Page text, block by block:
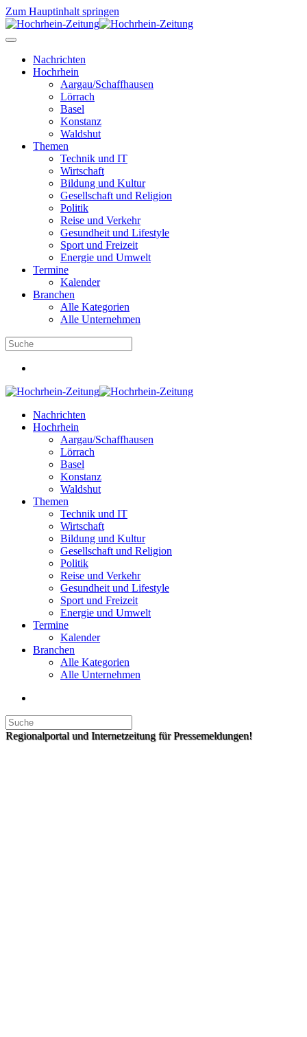
Zum Hauptinhalt springen
Nachrichten
Hochrhein
Aargau/Schaffhausen
Lörrach
Basel
Konstanz
Waldshut
Themen
Technik und IT
Wirtschaft
Bildung und Kultur
Gesellschaft und Religion
Politik
Reise und Verkehr
Gesundheit und Lifestyle
Sport und Freizeit
Energie und Umwelt
Termine
Kalender
Branchen
Alle Kategorien
Alle Unternehmen
Nachrichten
Hochrhein
Aargau/Schaffhausen
Lörrach
Basel
Konstanz
Waldshut
Themen
Technik und IT
Wirtschaft
Bildung und Kultur
Gesellschaft und Religion
Politik
Reise und Verkehr
Gesundheit und Lifestyle
Sport und Freizeit
Energie und Umwelt
Termine
Kalender
Branchen
Alle Kategorien
Alle Unternehmen
Regionalportal und Internetzeitung für Pressemeldungen!